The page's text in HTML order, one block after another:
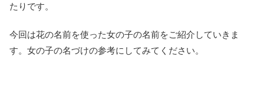
たりです。
今回は花の名前を使った女の子の名前をご紹介していきま
す。女の子の名づけの参考にしてみてください。